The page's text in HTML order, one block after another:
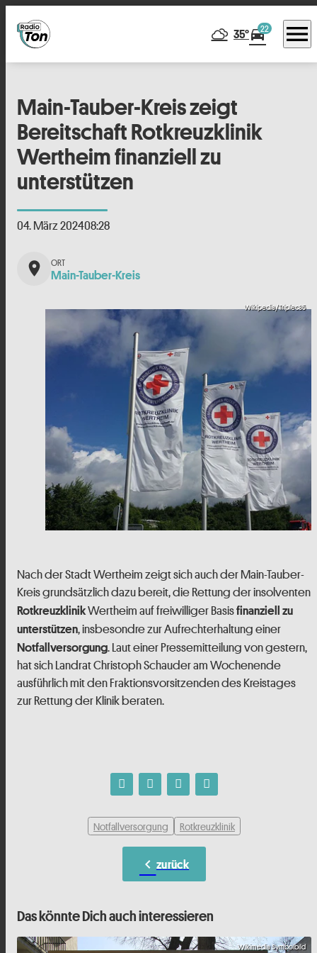
35°directions_car22 menu
Main-Tauber-Kreis zeigt
Bereitschaft Rotkreuzklinik
Wertheim finanziell zu
unterstützen
04. März 202408:28
place Main-Tauber-Kreis
Wikipedia/Triplec85
Nach der Stadt Wertheim zeigt sich auch der Main-Tauber-
Kreis grundsätzlich dazu bereit, die Rettung der insolventen
RotkreuzklinikWertheim auf freiwilliger Basisfinanziell zu
unterstützen, insbesondre zur Aufrechterhaltung einer
Notfallversorgung. Laut einer Pressemitteilung von gestern,
hat sich Landrat Christoph Schauder am Wochenende
ausführlich mit den Fraktionsvorsitzenden des Kreistages
zur Rettung der Klinik beraten.
Notfallversorgung Rotkreuzklinik
chevron_left zurück
Das könnte Dich auch interessieren
Wikimedia Symbolbild